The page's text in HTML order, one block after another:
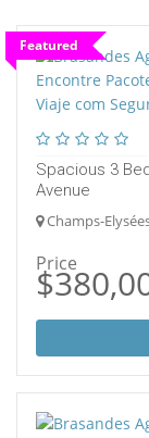
Featured
Spacious 3
Avenue
Champs-
Price